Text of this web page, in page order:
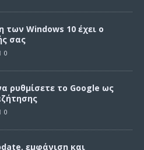
των Windows 10 έχει ο
σας
0
ρυθμίσετε το Google ως
0
εμφάνιση και